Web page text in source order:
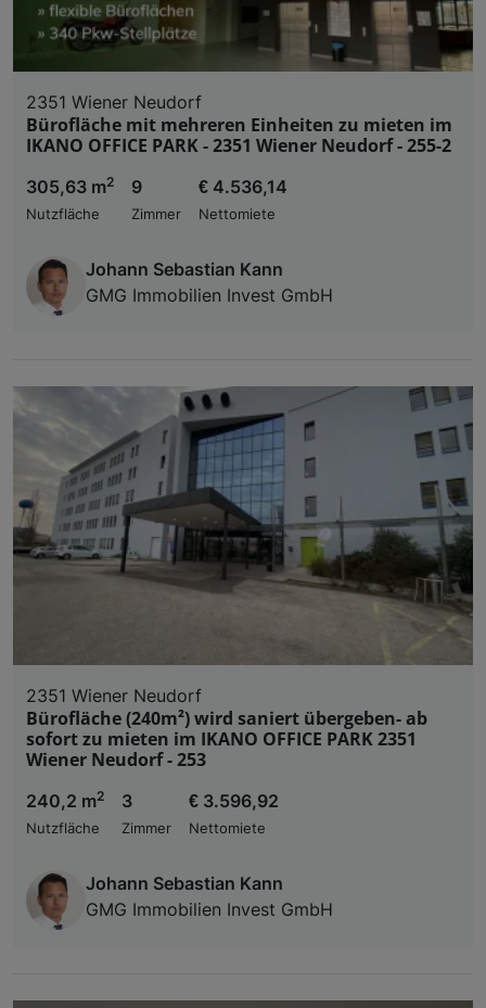
2351 Wiener Neudorf
Bürofläche mit mehreren Einheiten zu mieten im
IKANO OFFICE PARK - 2351 Wiener Neudorf - 255-2
305,63 m2
Nutzfläche
9
Zimmer
€ 4.536,14
Nettomiete
Johann Sebastian Kann
GMG Immobilien Invest GmbH
2351 Wiener Neudorf
Bürofläche (240m²) wird saniert übergeben- ab
sofort zu mieten im IKANO OFFICE PARK 2351
Wiener Neudorf - 253
240,2 m2
Nutzfläche
3
Zimmer
€ 3.596,92
Nettomiete
Johann Sebastian Kann
GMG Immobilien Invest GmbH